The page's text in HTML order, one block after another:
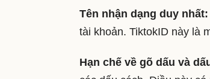
Tên nhận dạng duy nhất:
tài khoản. TiktokID này là
Hạn chế về gõ dấu và